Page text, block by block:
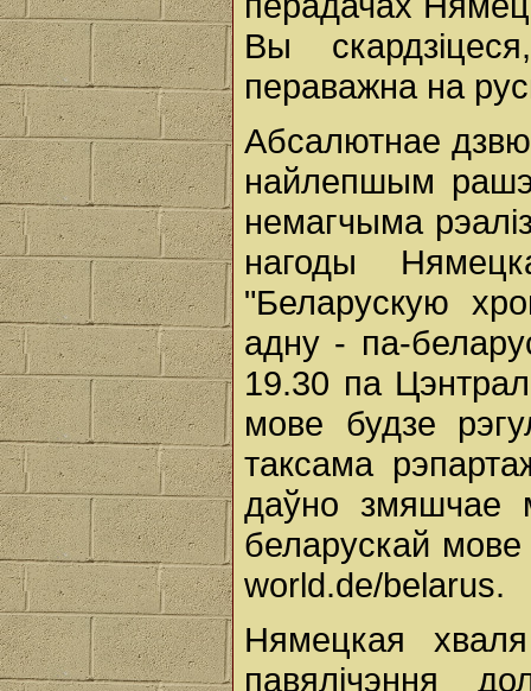
Вы
пераважна на
Абсалютнае
найлепшым
немагчыма
нагоды
"Беларускую
адну - па-
19.30 па
мове будзе
таксама
даўно змяшчае
беларускай мове
world.de/belarus.
Нямецкая
павялічэння